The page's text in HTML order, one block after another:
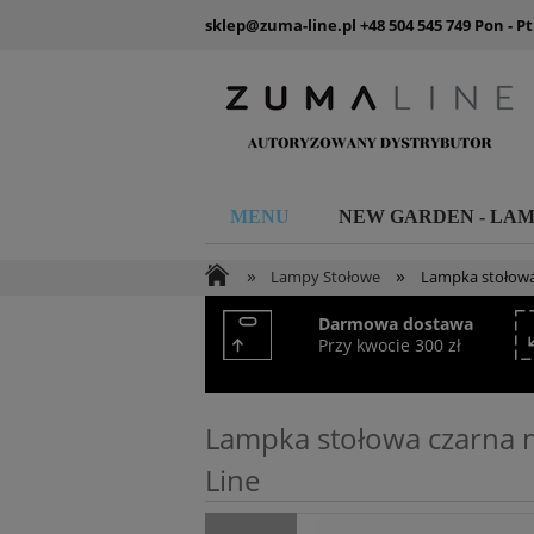
sklep@zuma-line.pl +48 504 545 749 Pon -
MENU NEW GARDEN -
» Lampy Stołowe » Lampka
Darmowa dostawa
Przy kwocie 300 zł
Lampka stołowa czarna
Line